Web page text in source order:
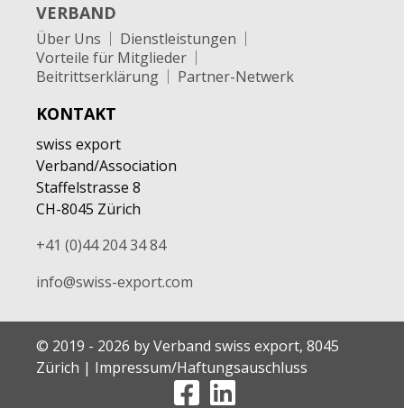
VERBAND
Über Uns
Dienstleistungen
Vorteile für Mitglieder
Beitrittserklärung
Partner-Netwerk
KONTAKT
swiss export
Verband/Association
Staffelstrasse 8
CH-8045 Zürich
+41 (0)44 204 34 84
info@swiss-export.com
© 2019 - 2026 by Verband swiss export, 8045
Zürich | Impressum/Haftungsauschluss